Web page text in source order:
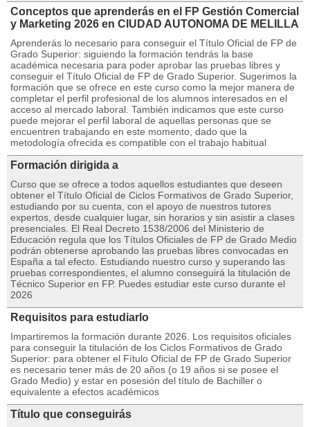
Conceptos que aprenderás en el FP Gestión Comercial
y Marketing 2026 en CIUDAD AUTONOMA DE MELILLA
Aprenderás lo necesario para conseguir el Título Oficial de FP de
Grado Superior: siguiendo la formación tendrás la base
académica necesaria para poder aprobar las pruebas libres y
conseguir el Título Oficial de FP de Grado Superior. Sugerimos la
formación que se ofrece en este curso como la mejor manera de
completar el perfil profesional de los alumnos interesados en el
acceso al mercado laboral. También indicamos que este curso
puede mejorar el perfil laboral de aquellas personas que se
encuentren trabajando en este momento, dado que la
metodología ofrecida es compatible con el trabajo habitual
Formación dirigida a
Curso que se ofrece a todos aquellos estudiantes que deseen
obtener el Título Oficial de Ciclos Formativos de Grado Superior,
estudiando por su cuenta, con el apoyo de nuestros tutores
expertos, desde cualquier lugar, sin horarios y sin asistir a clases
presenciales. El Real Decreto 1538/2006 del Ministerio de
Educación regula que los Títulos Oficiales de FP de Grado Medio
podrán obtenerse aprobando las pruebas libres convocadas en
España a tal efecto. Estudiando nuestro curso y superando las
pruebas correspondientes, el alumno conseguirá la titulación de
Técnico Superior en FP. Puedes estudiar este curso durante el
2026
Requisitos para estudiarlo
Impartiremos la formación durante 2026. Los requisitos oficiales
para conseguir la titulación de los Ciclos Formativos de Grado
Superior: para obtener el Fítulo Oficial de FP de Grado Superior
es necesario tener más de 20 años (o 19 años si se posee el
Grado Medio) y estar en posesión del título de Bachiller o
equivalente a efectos académicos
Título que conseguirás